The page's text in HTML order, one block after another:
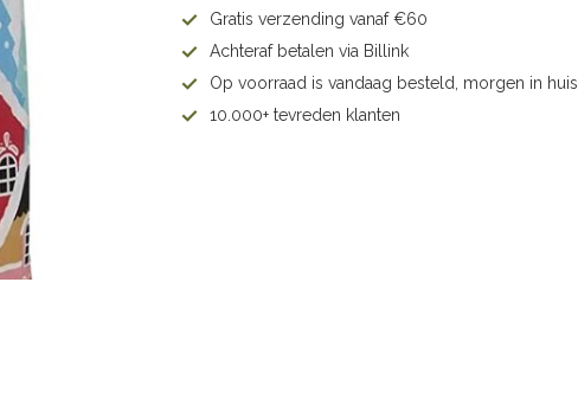
Gratis verzending vanaf €60
Achteraf betalen via Billink
Op voorraad is vandaag besteld, morgen in huis
10.000+ tevreden klanten